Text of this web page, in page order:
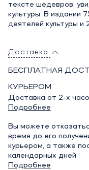
тексте шедевров,
культуры. В издании
деятелей культуры
Доставка:
БЕСПЛАТНАЯ
КУРЬЕРОМ
Доставка от 2-х
Подробнее
Вы можете
время до его
курьером, а также
календарных дней
Подробнее